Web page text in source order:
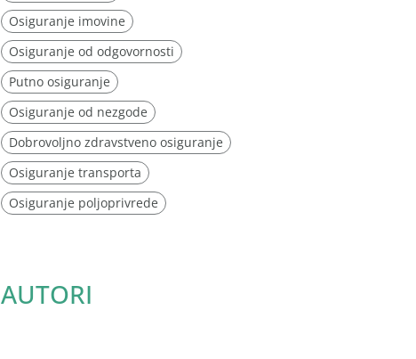
Osiguranje imovine
Osiguranje od odgovornosti
Putno osiguranje
Osiguranje od nezgode
Dobrovoljno zdravstveno osiguranje
Osiguranje transporta
Osiguranje poljoprivrede
AUTORI